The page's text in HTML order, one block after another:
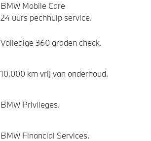
BMW Mobile Care
24 uurs pechhulp service.
Volledige 360 graden check.
10.000 km vrij van onderhoud.
BMW Privileges.
BMW Financial Services.